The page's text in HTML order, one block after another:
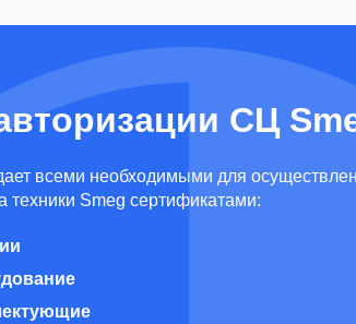
СЦ
всеми необходимыми для
техники Smeg сертификатами: